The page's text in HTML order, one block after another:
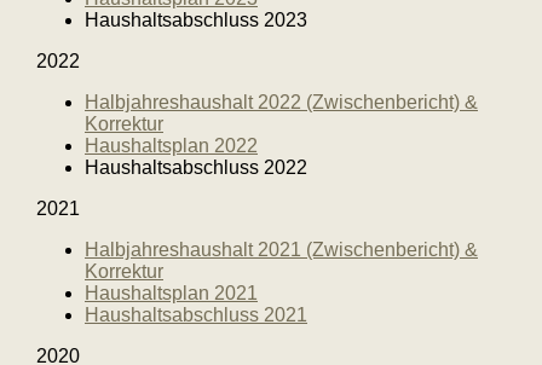
Haushaltsabschluss 2023
2022
Halbjahreshaushalt 2022 (Zwischenbericht) &
Korrektur
Haushaltsplan 2022
Haushaltsabschluss 2022
2021
Halbjahreshaushalt 2021 (Zwischenbericht) &
Korrektur
Haushaltsplan 2021
Haushaltsabschluss 2021
2020